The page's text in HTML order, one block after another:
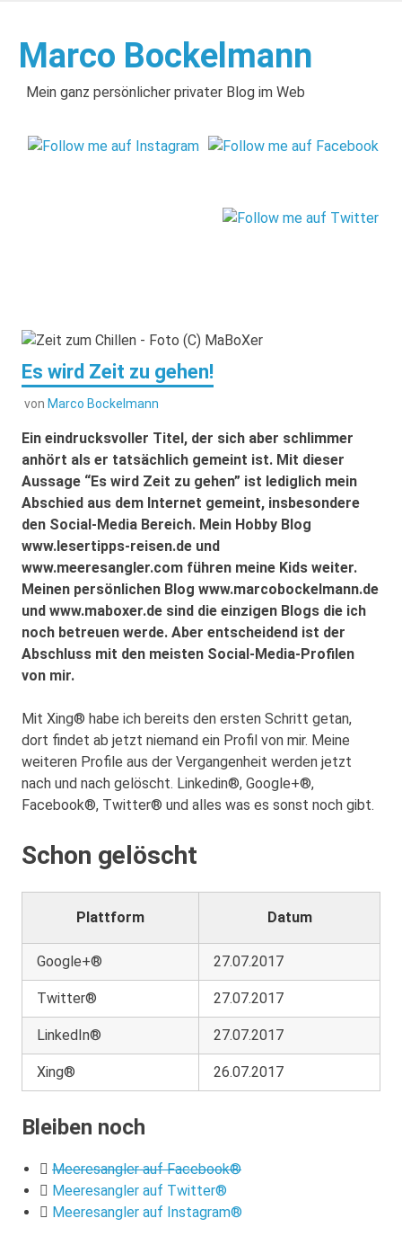
springen
Marco Bockelmann
Mein ganz persönlicher privater Blog im Web
Es wird Zeit zu gehen!
von Marco Bockelmann
Ein eindrucksvoller Titel, der sich aber schlimmer
anhört als er tatsächlich gemeint ist. Mit dieser
Aussage “Es wird Zeit zu gehen” ist lediglich mein
Abschied aus dem Internet gemeint, insbesondere
den Social-Media Bereich. Mein Hobby Blog
www.lesertipps-reisen.de und
www.meeresangler.com führen meine Kids weiter.
Meinen persönlichen Blog www.marcobockelmann.de
und www.maboxer.de sind die einzigen Blogs die ich
noch betreuen werde. Aber entscheidend ist der
Abschluss mit den meisten Social-Media-Profilen
von mir.
Mit Xing® habe ich bereits den ersten Schritt getan,
dort findet ab jetzt niemand ein Profil von mir. Meine
weiteren Profile aus der Vergangenheit werden jetzt
nach und nach gelöscht. Linkedin®, Google+®,
Facebook®, Twitter® und alles was es sonst noch gibt.
Schon gelöscht
Plattform Datum
Google+® 27.07.2017
Twitter® 27.07.2017
LinkedIn® 27.07.2017
Xing® 26.07.2017
Bleiben noch
Meeresangler auf Facebook®
Meeresangler auf Twitter®
Meeresangler auf Instagram®